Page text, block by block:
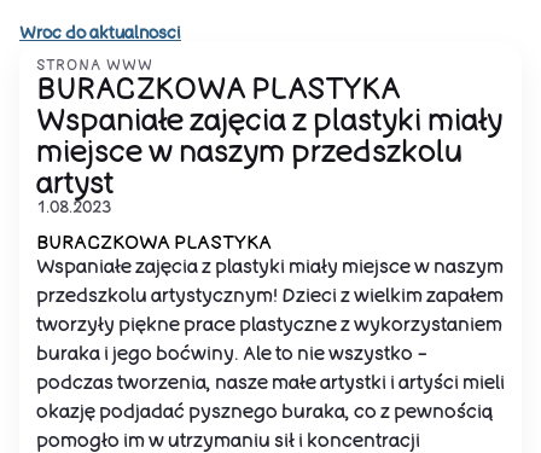
Wroc do aktualnosci
STRONA WWW
BURACZKOWA PLASTYKA
Wspaniałe zajęcia z plastyki miały
miejsce w naszym przedszkolu
artyst
1.08.2023
BURACZKOWA PLASTYKA
Wspaniałe zajęcia z plastyki miały miejsce w naszym
przedszkolu artystycznym! Dzieci z wielkim zapałem
tworzyły piękne prace plastyczne z wykorzystaniem
buraka i jego boćwiny. Ale to nie wszystko -
podczas tworzenia, nasze małe artystki i artyści mieli
okazję podjadać pysznego buraka, co z pewnością
pomogło im w utrzymaniu sił i koncentracji